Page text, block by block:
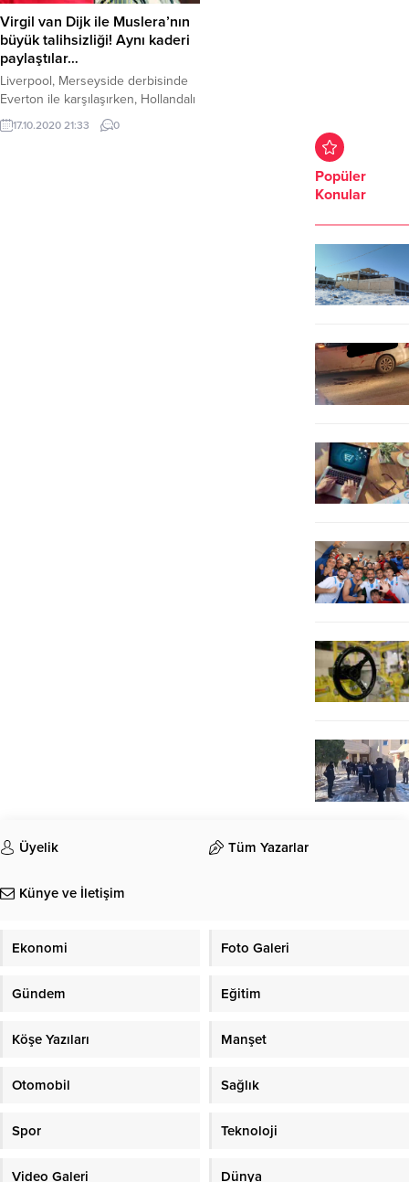
Virgil van Dijk ile Muslera’nın
büyük talihsizliği! Aynı kaderi
paylaştılar…
Liverpool, Merseyside derbisinde
Everton ile karşılaşırken, Hollandalı
savunmacı Van Dijk, Galatasaraylı
kaleci Fernando Muslera ile aynı
17.10.2020 21:33 0
Popüler
Konular
Üyelik Tüm Yazarlar
Künye ve İletişim
Ekonomi Foto Galeri
Gündem Eğitim
Köşe Yazıları Manşet
Otomobil Sağlık
Spor Teknoloji
Video Galeri Dünya